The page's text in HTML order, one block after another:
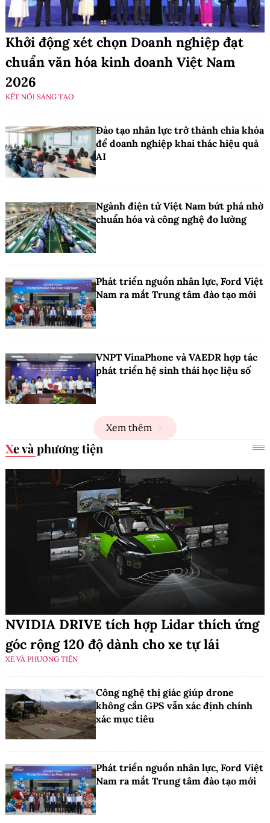
Khởi động xét chọn Doanh nghiệp đạt
chuẩn văn hóa kinh doanh Việt Nam
2026
KẾT NỐI SÁNG TẠO
Đào tạo nhân lực trở thành chìa khóa
để doanh nghiệp khai thác hiệu quả
AI
Ngành điện tử Việt Nam bứt phá nhờ
chuẩn hóa và công nghệ đo lường
Phát triển nguồn nhân lực, Ford Việt
Nam ra mắt Trung tâm đào tạo mới
VNPT VinaPhone và VAEDR hợp tác
phát triển hệ sinh thái học liệu số
Xem thêm
Xe và phương tiện
NVIDIA DRIVE tích hợp Lidar thích ứng
góc rộng 120 độ dành cho xe tự lái
XE VÀ PHƯƠNG TIỆN
Công nghệ thị giác giúp drone
không cần GPS vẫn xác định chính
xác mục tiêu
Phát triển nguồn nhân lực, Ford Việt
Nam ra mắt Trung tâm đào tạo mới